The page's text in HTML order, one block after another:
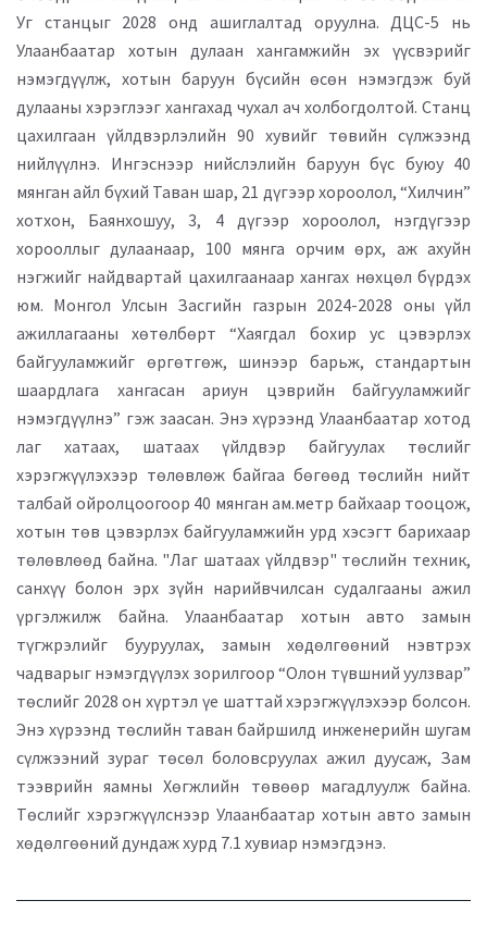
Уг станцыг 2028 онд ашиглалтад оруулна. ДЦС-5 нь
Улаанбаатар хотын дулаан хангамжийн эх үүсвэрийг
нэмэгдүүлж, хотын баруун бүсийн өсөн нэмэгдэж буй
дулааны хэрэглээг хангахад чухал ач холбогдолтой. Станц
цахилгаан үйлдвэрлэлийн 90 хувийг төвийн сүлжээнд
нийлүүлнэ. Ингэснээр нийслэлийн баруун бүс буюу 40
мянган айл бүхий Таван шар, 21 дүгээр хороолол, “Хилчин”
хотхон, Баянхошуу, 3, 4 дүгээр хороолол, нэгдүгээр
хорооллыг дулаанаар, 100 мянга орчим өрх, аж ахуйн
нэгжийг найдвартай цахилгаанаар хангах нөхцөл бүрдэх
юм. Монгол Улсын Засгийн газрын 2024-2028 оны үйл
ажиллагааны хөтөлбөрт “Хаягдал бохир ус цэвэрлэх
байгууламжийг өргөтгөж, шинээр барьж, стандартын
шаардлага хангасан ариун цэврийн байгууламжийг
нэмэгдүүлнэ” гэж заасан. Энэ хүрээнд Улаанбаатар хотод
лаг хатаах, шатаах үйлдвэр байгуулах төслийг
хэрэгжүүлэхээр төлөвлөж байгаа бөгөөд төслийн нийт
талбай ойролцоогоор 40 мянган ам.метр байхаар тооцож,
хотын төв цэвэрлэх байгууламжийн урд хэсэгт барихаар
төлөвлөөд байна. "Лаг шатаах үйлдвэр" төслийн техник,
санхүү болон эрх зүйн нарийвчилсан судалгааны ажил
үргэлжилж байна. Улаанбаатар хотын авто замын
түгжрэлийг бууруулах, замын хөдөлгөөний нэвтрэх
чадварыг нэмэгдүүлэх зорилгоор “Олон түвшний уулзвар”
төслийг 2028 он хүртэл үе шаттай хэрэгжүүлэхээр болсон.
Энэ хүрээнд төслийн таван байршилд инженерийн шугам
сүлжээний зураг төсөл боловсруулах ажил дуусаж, Зам
тээврийн яамны Хөгжлийн төвөөр магадлуулж байна.
Төслийг хэрэгжүүлснээр Улаанбаатар хотын авто замын
хөдөлгөөний дундаж хурд 7.1 хувиар нэмэгдэнэ.